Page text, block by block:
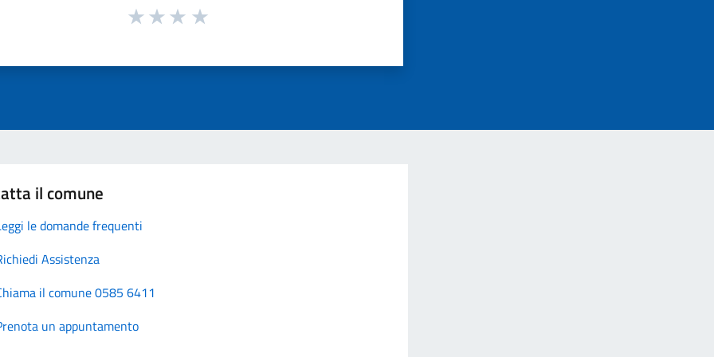
il comune
le domande frequenti
Assistenza
il comune 0585 6411
un appuntamento